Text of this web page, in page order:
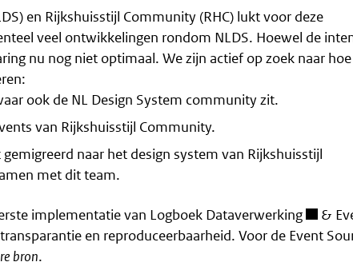
en Rijkshuisstijl Community (RHC) lukt voor deze
veel ontwikkelingen rondom NLDS. Hoewel de
nu nog niet optimaal. We zijn actief op zoek naar
ook de NL Design System community zit.
van Rijkshuisstijl Community.
naar het design system van Rijkshuisstijl
met dit team.
implementatie van Logboek Dataverwerking
&
en reproduceerbaarheid. Voor de Event
bron.